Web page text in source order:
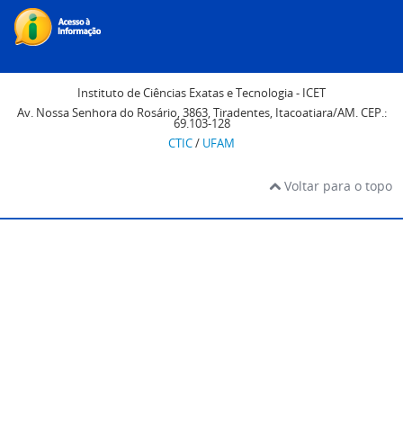
Instituto de Ciências Exatas e Tecnologia - ICET
Av. Nossa Senhora do Rosário, 3863, Tiradentes, Itacoatiara/AM. CEP.:
69.103-128
CTIC/ UFAM
Voltar para o topo